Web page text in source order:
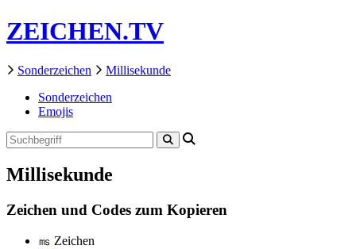
ZEICHEN.TV
Sonderzeichen
Millisekunde
Sonderzeichen
Emojis
Millisekunde
Zeichen und Codes zum Kopieren
㎳ Zeichen